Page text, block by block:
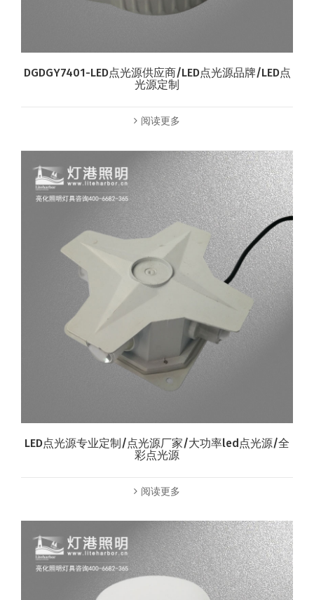
DGDGY7401-LED点光源供应商/LED点光源品牌/LED点
光源定制
阅读更多
LED点光源专业定制/点光源厂家/大功率led点光源/全
彩点光源
阅读更多